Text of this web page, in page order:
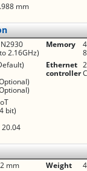
mm
2.16GHz)
Memory
Ethernet
controller
bit)
20.04
mm Weight